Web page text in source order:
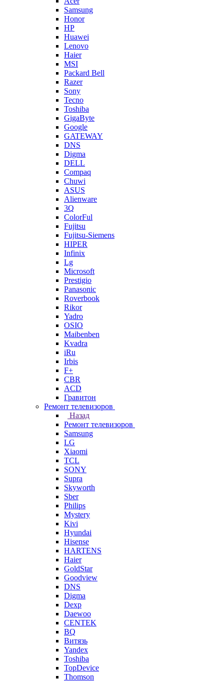
Samsung
Honor
HP
Huawei
Lenovo
Haier
MSI
Packard Bell
Razer
Sony
Tecno
Toshiba
GigaByte
Google
GATEWAY
DNS
Digma
DELL
Compaq
Chuwi
ASUS
Alienware
3Q
ColorFul
Fujitsu
Fujitsu-Siemens
HIPER
Infinix
Lg
Microsoft
Prestigio
Panasonic
Roverbook
Rikor
Yadro
OSIO
Maibenben
Kvadra
iRu
Irbis
F+
CBR
ACD
Гравитон
Ремонт телевизоров
Назад
Ремонт телевизоров
Samsung
LG
Xiaomi
TCL
SONY
Supra
Skyworth
Sber
Philips
Mystery
Kivi
Hyundai
Hisense
HARTENS
Haier
GoldStar
Goodview
DNS
Digma
Dexp
Daewoo
CENTEK
BQ
Витязь
Yandex
Toshiba
TopDevice
Thomson